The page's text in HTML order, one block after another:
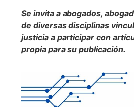
Se invita a abogados,
de diversas disciplinas
justicia a participar con
propia para su publicación.